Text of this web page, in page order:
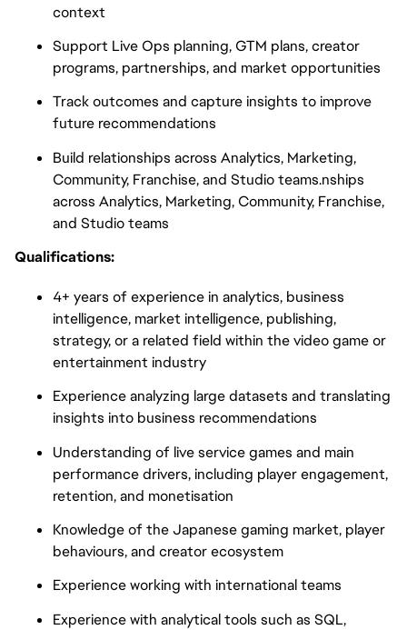
context
Support Live Ops planning, GTM plans, creator
programs, partnerships, and market opportunities
Track outcomes and capture insights to improve
future recommendations
Build relationships across Analytics, Marketing,
Community, Franchise, and Studio teams.nships
across Analytics, Marketing, Community, Franchise,
and Studio teams
Qualifications:
4+ years of experience in analytics, business
intelligence, market intelligence, publishing,
strategy, or a related field within the video game or
entertainment industry
Experience analyzing large datasets and translating
insights into business recommendations
Understanding of live service games and main
performance drivers, including player engagement,
retention, and monetisation
Knowledge of the Japanese gaming market, player
behaviours, and creator ecosystem
Experience working with international teams
Experience with analytical tools such as SQL,